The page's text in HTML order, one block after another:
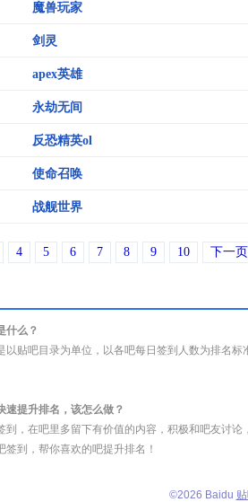
魔兽玩家
剑灵
apex英雄
永劫无间
反恐精英ol
使命召唤
战舰世界
4 5 6 7 8 9 10 下一页
什么？
以贴吧目录为单位，以各吧每日签到人数为排名
速提升排名，该怎么做？
到，在吧里多留下有价值的内容，积极和吧友讨
签到，帮你喜欢的吧提升排名！
©2026 Baidu